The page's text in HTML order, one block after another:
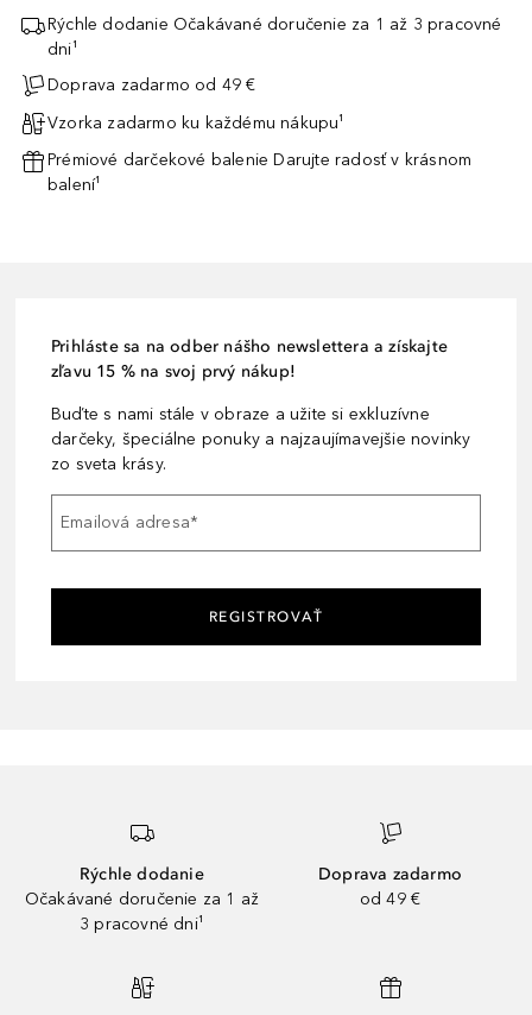
Rýchle dodanie Očakávané doručenie za 1 až 3 pracovné
dni¹
Doprava zadarmo od 49 €
Vzorka zadarmo ku každému nákupu¹
Prémiové darčekové balenie Darujte radosť v krásnom
balení¹
Prihláste sa na odber nášho newslettera a získajte
zľavu 15 % na svoj prvý nákup!
Buďte s nami stále v obraze a užite si exkluzívne
darčeky, špeciálne ponuky a najzaujímavejšie novinky
zo sveta krásy.
Emailová adresa*
REGISTROVAŤ
Rýchle dodanie
Očakávané doručenie za 1 až
3 pracovné dni¹
Doprava zadarmo
od 49 €